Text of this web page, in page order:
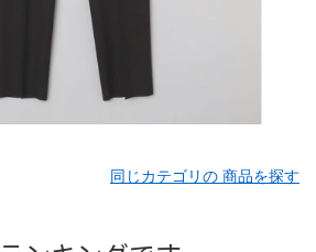
同じカテゴリの 商品を探す